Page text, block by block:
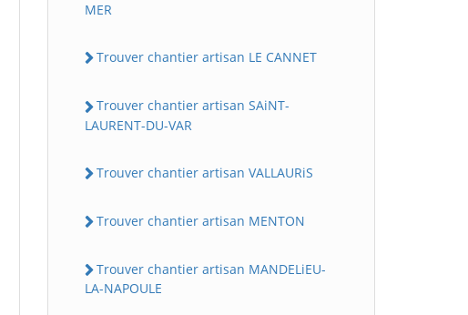
MER
Trouver chantier artisan LE CANNET
Trouver chantier artisan SAiNT-
LAURENT-DU-VAR
Trouver chantier artisan VALLAURiS
Trouver chantier artisan MENTON
Trouver chantier artisan MANDELiEU-
LA-NAPOULE